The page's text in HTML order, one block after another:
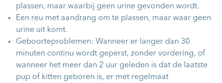
plassen, maar waarbij geen urine gevonden wordt.
Een reu met aandrang om te plassen, maar waar geen
urine uit komt.
Geboorteproblemen: Wanneer er langer dan 30
minuten continu wordt geperst, zonder vordering, of
wanneer het meer dan 2 uur geleden is dat de laatste
pup of kitten geboren is, er met regelmaat